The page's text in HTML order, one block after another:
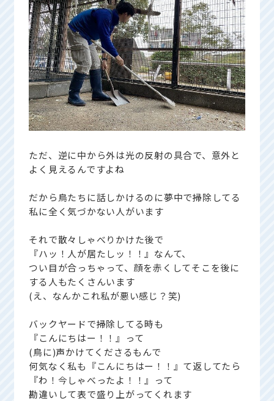
ただ、逆に中から外は光の反射の具合で、意外と
よく見えるんですよね
だから鳥たちに話しかけるのに夢中で掃除してる
私に全く気づかない人がいます
それで散々しゃべりかけた後で
『ハッ！人が居たしッ！！』なんて、
つい目が合っちゃって、顔を赤くしてそこを後に
する人もたくさんいます
(え、なんかこれ私が悪い感じ？笑)
バックヤードで掃除してる時も
『こんにちはー！！』って
(鳥に)声かけてくださるもんで
何気なく私も『こんにちはー！！』て返してたら
『わ！今しゃべったよ！！』って
勘違いして表で盛り上がってくれます